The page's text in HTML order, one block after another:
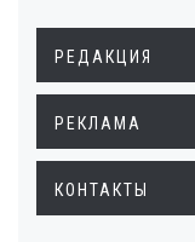
РЕДАКЦИЯ
РЕКЛАМА
КОНТАКТЫ